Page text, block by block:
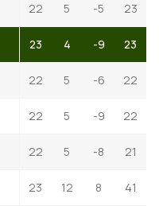
22 5 -5 23
23 4 -9 23
22 5 -6 22
22 5 -9 22
22 5 -8 21
23 12 8 41